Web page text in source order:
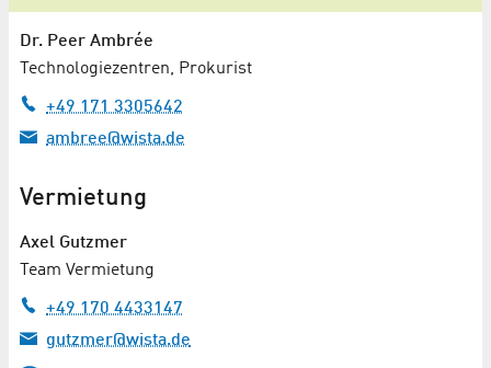
Dr. Peer Ambrée
Technologiezentren, Prokurist
+49 171 3305642
ambree@wista.de
Vermietung
Axel Gutzmer
Team Vermietung
+49 170 4433147
gutzmer@wista.de